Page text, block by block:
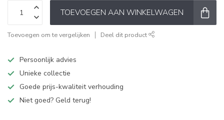
TOEVOEGEN AAN WINKELWAGEN
Toevoegen om te vergelijken Deel dit product
Persoonlijk advies
Unieke collectie
Goede prijs-kwaliteit verhouding
Niet goed? Geld terug!